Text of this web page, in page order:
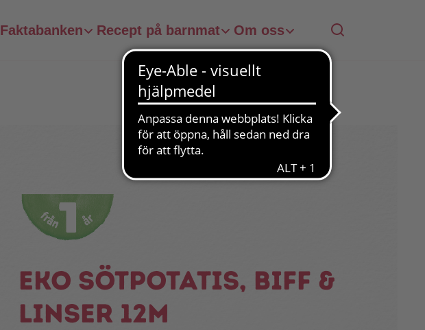
Faktabanken Recept på barnmat Om oss
Eko sötpotatis, biff &
linser 12m